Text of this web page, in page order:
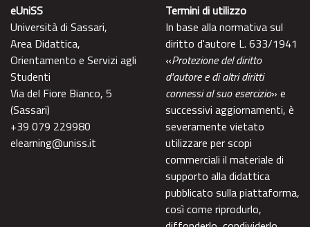
eUniSS
Università di Sassari,
Area Didattica,
Orientamento e Servizi agli
Studenti
Via del Fiore Bianco, 5
(Sassari)
+39 079 229980
elearning@uniss.it
Termini di utilizzo
In base alla normativa sul
diritto d'autore L. 633/1941
«Protezione del diritto
d'autore e di altri diritti
connessi al suo esercizio» e
successivi aggiornamenti, è
severamente vietato
utilizzare per scopi
commerciali il materiale di
supporto alla didattica
pubblicato sulla piattaforma,
così come riprodurlo,